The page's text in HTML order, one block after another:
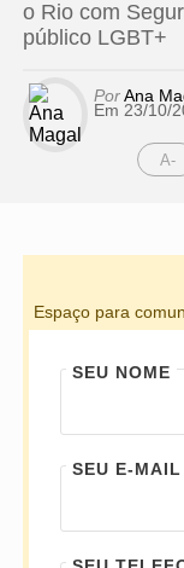
o Rio com
público LGBT+
Por Ana
Em 23/10/
A-
Espaço para
SEU NOME
SEU E-MAIL